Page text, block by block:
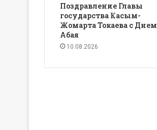
Поздравление Главы
государства Касым-
Жомарта Токаева с Днем
Абая
10.08.2026